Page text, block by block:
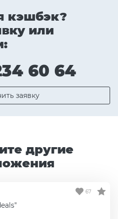
кэшбэк?
или
60 64
заявку
другие
67